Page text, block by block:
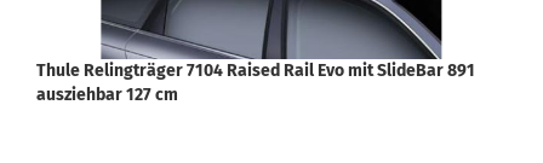
Thule Relingträger 7104 Raised Rail Evo mit SlideBar 891
ausziehbar 127 cm